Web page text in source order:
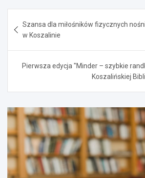
wpisu
Szansa dla miłośników fizycznych
w Koszalinie
Pierwsza edycja "Minder – szybkie
Koszalińskiej